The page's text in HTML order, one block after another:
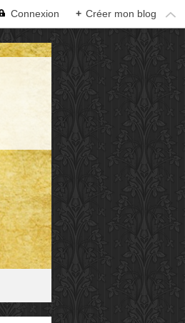
Connexion + Créer mon blog